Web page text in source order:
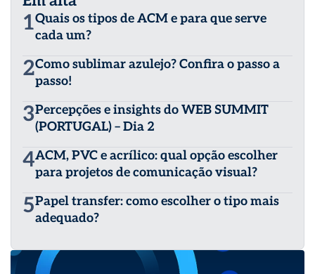
1Quais os tipos de ACM e para que serve
cada um?
2Como sublimar azulejo? Confira o passo a
passo!
3Percepções e insights do WEB SUMMIT
(PORTUGAL) – Dia 2
4ACM, PVC e acrílico: qual opção escolher
para projetos de comunicação visual?
5Papel transfer: como escolher o tipo mais
adequado?